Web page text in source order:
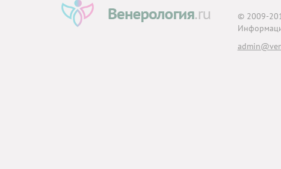
© 2009-